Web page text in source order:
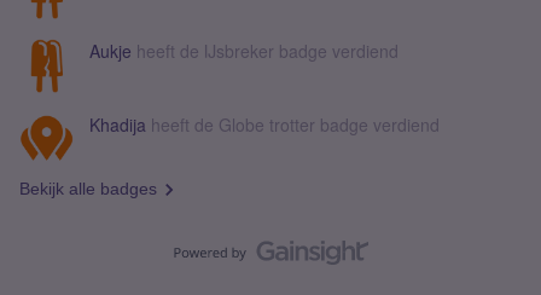
Aukje heeft de IJsbreker badge verdiend
Khadija heeft de Globe trotter badge verdiend
Bekijk alle badges